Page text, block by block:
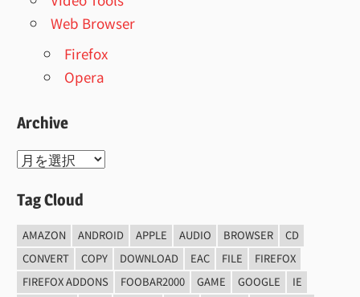
Web Browser
Firefox
Opera
Archive
Archive
Tag Cloud
AMAZON ANDROID APPLE AUDIO BROWSER
CD
CONVERT
COPY DOWNLOAD EAC FILE
FIREFOX
FIREFOX ADDONS
FOOBAR2000 GAME GOOGLE IE